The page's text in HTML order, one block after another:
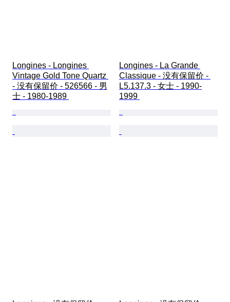
Longines - Longines
Vintage Gold Tone Quartz
- 没有保留价 - 526566 - 男
士 - 1980-1989
Longines - La Grande
Classique - 没有保留价 -
L5.137.3 - 女士 - 1990-
1999